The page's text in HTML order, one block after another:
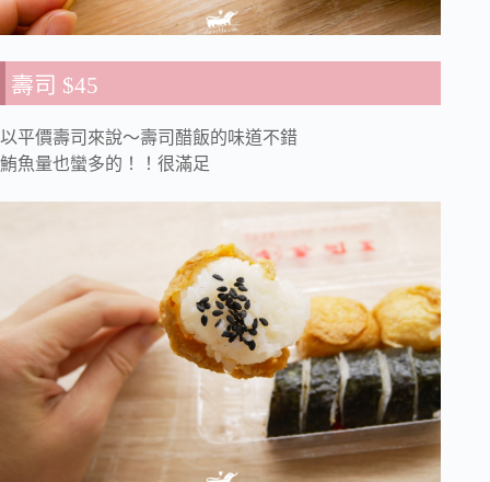
壽司 $45
以平價壽司來說～壽司醋飯的味道不錯
鮪魚量也蠻多的！！很滿足